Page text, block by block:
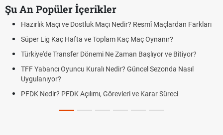
Şu An Popüler İçerikler
Hazırlık Maçı ve Dostluk Maçı Nedir? Resmî Maçlardan Farkları
Süper Lig Kaç Hafta ve Toplam Kaç Maç Oynanır?
Türkiye'de Transfer Dönemi Ne Zaman Başlıyor ve Bitiyor?
TFF Yabancı Oyuncu Kuralı Nedir? Güncel Sezonda Nasıl
Uygulanıyor?
PFDK Nedir? PFDK Açılımı, Görevleri ve Karar Süreci